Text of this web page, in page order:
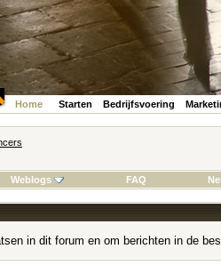
Home Starten Bedrijfsvoering
Weblogs FAQ
in dit forum en om berichten in de